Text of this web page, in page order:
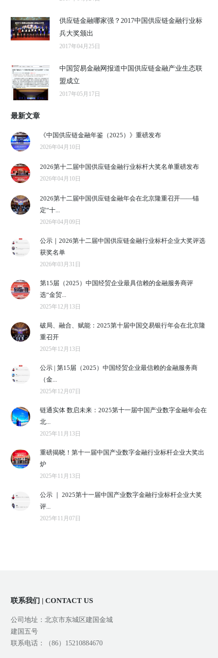
供应链金融哪家强？2017中国供应链金融行业标
兵大奖颁出
2017年04月25日
中国贸易金融网报道中国供应链金融产业生态联
盟成立
2017年05月17日
最新文章
《中国供应链金融年鉴（2025）》重磅发布
2026年04月10日
2026第十二届中国供应链金融行业标杆大奖名单重磅发布
2026年04月10日
2026第十二届中国供应链金融年会在北京隆重召开——锚
定“十...
2026年04月09日
公示｜2026第十二届中国供应链金融行业标杆企业大奖评选
获奖名单
2026年03月31日
第15届（2025）中国经贸企业最具信赖的金融服务商评
选“金贸...
2025年12月13日
破局、融合、赋能：2025第十届中国交易银行年会在北京隆
重召开
2025年12月13日
公示 | 第15届（2025）中国经贸企业最信赖的金融服务商
（金...
2025年12月07日
链通实体 数启未来：2025第十一届中国产业数字金融年会在
北...
2025年11月13日
重磅揭晓！第十一届中国产业数字金融行业标杆企业大奖出
炉
2025年11月13日
公示 ｜ 2025第十一届中国产业数字金融行业标杆企业大奖
评...
2025年11月07日
联系我们 | CONTACT US
公司地址：北京市东城区建国金城
建国五号
联系电话：（86）15210884670